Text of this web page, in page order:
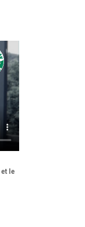
et le